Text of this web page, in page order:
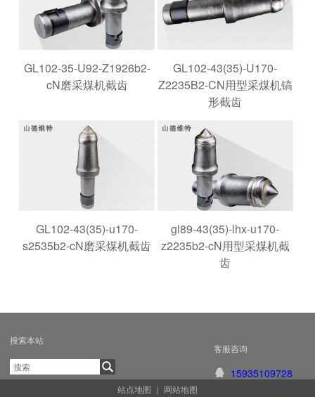
GL102-35-U92-Z1926b2-
cN磨采煤机截齿
GL102-43(35)-U170-
Z2235B2-CN用型采煤机镐
形截齿
GL102-43(35)-u170-
s2535b2-cN磨采煤机截齿
gl89-43(35)-lhx-u170-
z2235b2-cN用型采煤机截
齿
搜索本站
客服咨询
15935109728
站点地图 ｜ 网站地图